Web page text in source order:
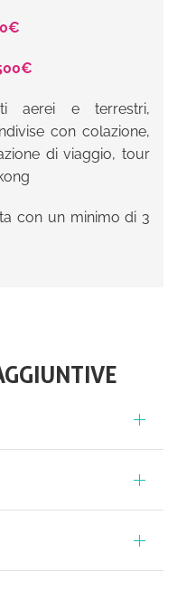
aerei e terrestri,
con colazione,
di viaggio, tour
con un minimo di 3